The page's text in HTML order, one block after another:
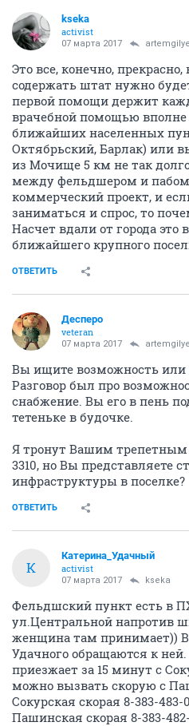
kseka
activist
07 марта 2017
Это все, конечно,
содержать штат нужно
первой помощи держит
врачебной помощью
ближайших населенных
Октябрьский, Барлак) или
из Мочище 5 км не так
между фельдшером и
коммерческий проект, и
заниматься и спрос, то
Насчет вдали от города это
ближайшего крупного
ОТВЕТИТЬ
Десперо
veteran
07 марта 2017
Вы ищите возможность или
Разговор был про
снабжение. Вы его в пень
тетеньке в будочке.
Я тронут Вашим
3310, но Вы представляете
инфраструктуры в поселке?
ОТВЕТИТЬ
К
Катерина_Удачный
activist
07 марта 2017 kseka
Фельдшский пункт есть в
ул.Центральной напротив
женщина там принимает))
Удачного обращаются к
приезжает за 15 минут с
можно вызвать скорую с
Сокурская скорая 8-383-483-
Пашинская скорая 8-383-